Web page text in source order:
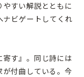
すい解説とともに
ナビゲートしてくれ
す』。同じ詩には
付曲している。今